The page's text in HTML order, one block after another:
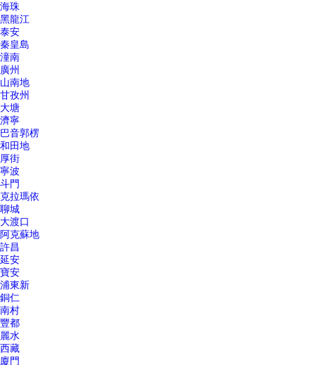
海珠
黑龍江
泰安
秦皇島
潼南
廣州
山南地
甘孜州
大塘
濟寧
巴音郭楞
和田地
厚街
寧波
斗門
克拉瑪依
聊城
大渡口
阿克蘇地
許昌
延安
寶安
浦東新
銅仁
南村
豐都
麗水
西藏
廈門